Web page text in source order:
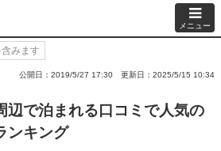
メニュー
みます
公開日：2019/5/27 17:30 更新日：2025/5/15 10:34
辺で泊まれる口コミで人気の
ンキング